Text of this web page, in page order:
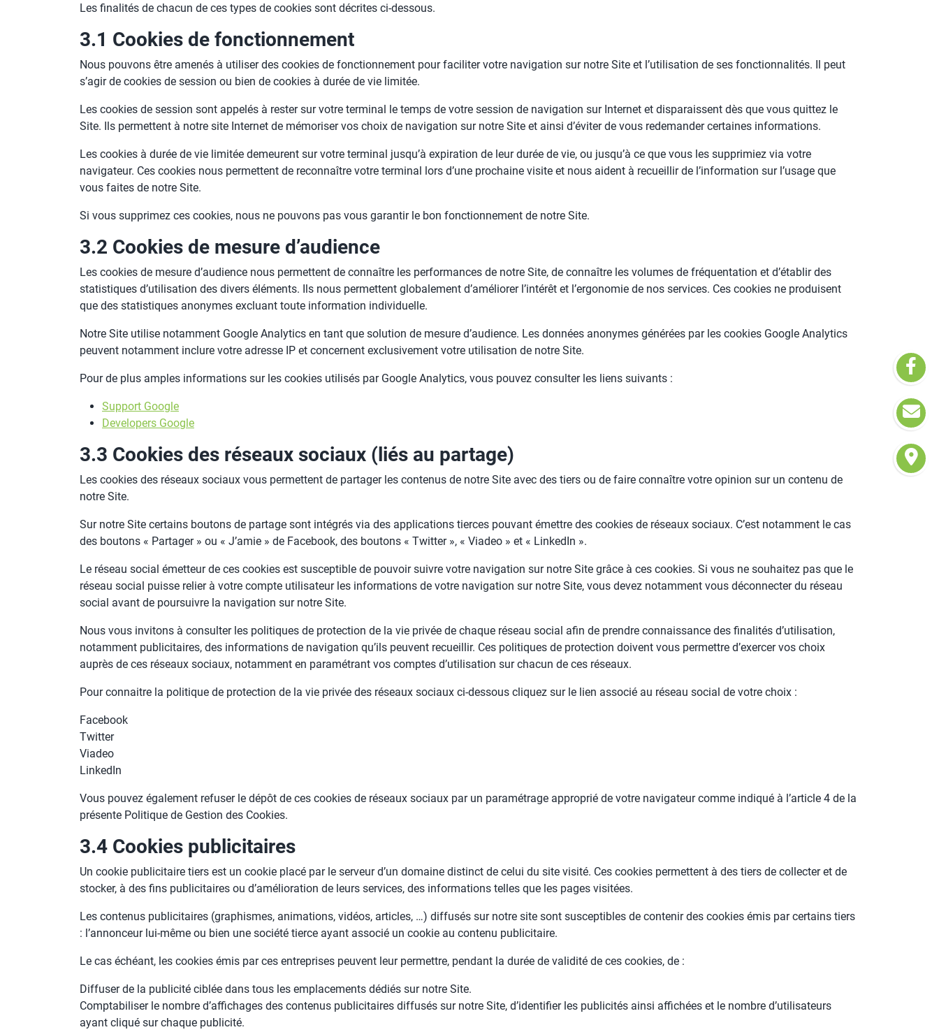
Les finalités de chacun de ces types de cookies sont décrites ci-dessous.
3.1 Cookies de fonctionnement
Nous pouvons être amenés à utiliser des cookies de fonctionnement pour faciliter votre navigation sur notre Site et l’utilisation de ses fonctionnalités. Il peut
s’agir de cookies de session ou bien de cookies à durée de vie limitée.
Les cookies de session sont appelés à rester sur votre terminal le temps de votre session de navigation sur Internet et disparaissent dès que vous quittez le
Site. Ils permettent à notre site Internet de mémoriser vos choix de navigation sur notre Site et ainsi d’éviter de vous redemander certaines informations.
Les cookies à durée de vie limitée demeurent sur votre terminal jusqu’à expiration de leur durée de vie, ou jusqu’à ce que vous les supprimiez via votre
navigateur. Ces cookies nous permettent de reconnaître votre terminal lors d’une prochaine visite et nous aident à recueillir de l’information sur l’usage que
vous faites de notre Site.
Si vous supprimez ces cookies, nous ne pouvons pas vous garantir le bon fonctionnement de notre Site.
3.2 Cookies de mesure d’audience
Les cookies de mesure d’audience nous permettent de connaître les performances de notre Site, de connaître les volumes de fréquentation et d’établir des
statistiques d’utilisation des divers éléments. Ils nous permettent globalement d’améliorer l’intérêt et l’ergonomie de nos services. Ces cookies ne produisent
que des statistiques anonymes excluant toute information individuelle.
Notre Site utilise notamment Google Analytics en tant que solution de mesure d’audience. Les données anonymes générées par les cookies Google Analytics
peuvent notamment inclure votre adresse IP et concernent exclusivement votre utilisation de notre Site.
Pour de plus amples informations sur les cookies utilisés par Google Analytics, vous pouvez consulter les liens suivants :
Support Google
Developers Google
3.3 Cookies des réseaux sociaux (liés au partage)
Les cookies des réseaux sociaux vous permettent de partager les contenus de notre Site avec des tiers ou de faire connaître votre opinion sur un contenu de
notre Site.
Sur notre Site certains boutons de partage sont intégrés via des applications tierces pouvant émettre des cookies de réseaux sociaux. C’est notamment le cas
des boutons « Partager » ou « J’amie » de Facebook, des boutons « Twitter », « Viadeo » et « LinkedIn ».
Le réseau social émetteur de ces cookies est susceptible de pouvoir suivre votre navigation sur notre Site grâce à ces cookies. Si vous ne souhaitez pas que le
réseau social puisse relier à votre compte utilisateur les informations de votre navigation sur notre Site, vous devez notamment vous déconnecter du réseau
social avant de poursuivre la navigation sur notre Site.
Nous vous invitons à consulter les politiques de protection de la vie privée de chaque réseau social afin de prendre connaissance des finalités d’utilisation,
notamment publicitaires, des informations de navigation qu’ils peuvent recueillir. Ces politiques de protection doivent vous permettre d’exercer vos choix
auprès de ces réseaux sociaux, notamment en paramétrant vos comptes d’utilisation sur chacun de ces réseaux.
Pour connaitre la politique de protection de la vie privée des réseaux sociaux ci-dessous cliquez sur le lien associé au réseau social de votre choix :
Facebook
Twitter
Viadeo
LinkedIn
Vous pouvez également refuser le dépôt de ces cookies de réseaux sociaux par un paramétrage approprié de votre navigateur comme indiqué à l’article 4 de la
présente Politique de Gestion des Cookies.
3.4 Cookies publicitaires
Un cookie publicitaire tiers est un cookie placé par le serveur d’un domaine distinct de celui du site visité. Ces cookies permettent à des tiers de collecter et de
stocker, à des fins publicitaires ou d’amélioration de leurs services, des informations telles que les pages visitées.
Les contenus publicitaires (graphismes, animations, vidéos, articles, …) diffusés sur notre site sont susceptibles de contenir des cookies émis par certains tiers
: l’annonceur lui-même ou bien une société tierce ayant associé un cookie au contenu publicitaire.
Le cas échéant, les cookies émis par ces entreprises peuvent leur permettre, pendant la durée de validité de ces cookies, de :
Diffuser de la publicité ciblée dans tous les emplacements dédiés sur notre Site.
Comptabiliser le nombre d’affichages des contenus publicitaires diffusés sur notre Site, d’identifier les publicités ainsi affichées et le nombre d’utilisateurs
ayant cliqué sur chaque publicité.